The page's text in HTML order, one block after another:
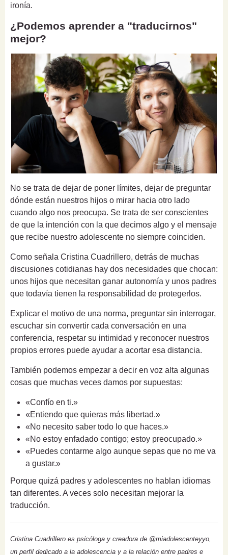
ironía.
¿Podemos aprender a "traducirnos"
mejor?
No se trata de dejar de poner límites, dejar de preguntar
dónde están nuestros hijos o mirar hacia otro lado
cuando algo nos preocupa. Se trata de ser conscientes
de que la intención con la que decimos algo y el mensaje
que recibe nuestro adolescente no siempre coinciden.
Como señala Cristina Cuadrillero, detrás de muchas
discusiones cotidianas hay dos necesidades que chocan:
unos hijos que necesitan ganar autonomía y unos padres
que todavía tienen la responsabilidad de protegerlos.
Explicar el motivo de una norma, preguntar sin interrogar,
escuchar sin convertir cada conversación en una
conferencia, respetar su intimidad y reconocer nuestros
propios errores puede ayudar a acortar esa distancia.
También podemos empezar a decir en voz alta algunas
cosas que muchas veces damos por supuestas:
«Confío en ti.»
«Entiendo que quieras más libertad.»
«No necesito saber todo lo que haces.»
«No estoy enfadado contigo; estoy preocupado.»
«Puedes contarme algo aunque sepas que no me va
a gustar.»
Porque quizá padres y adolescentes no hablan idiomas
tan diferentes. A veces solo necesitan mejorar la
traducción.
Cristina Cuadrillero es psicóloga y creadora de @miadolescenteyyo,
un perfil dedicado a la adolescencia y a la relación entre padres e